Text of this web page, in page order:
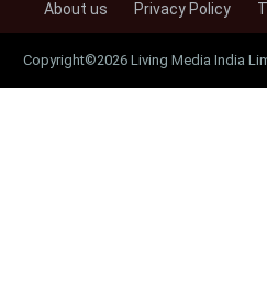
About us Privacy Policy
Copyright©2026 Living Media India